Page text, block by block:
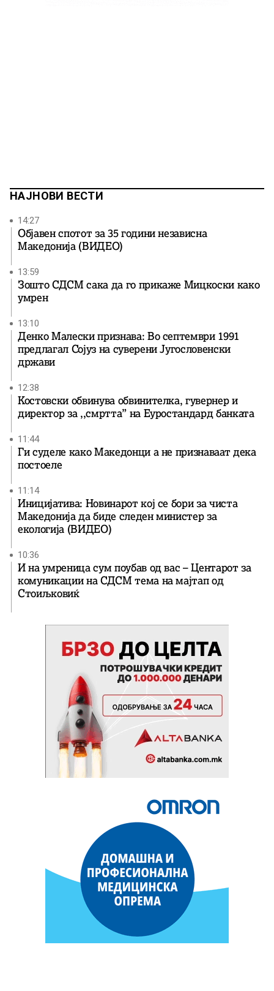
НАЈНОВИ ВЕСТИ
14:27
Објавен спотот за 35 години независна
Македонија (ВИДЕО)
13:59
Зошто СДСМ сака да го прикаже Мицкоски како
умрен
13:10
Денко Малески признава: Во септември 1991
предлагал Сојуз на суверени Југословенски
држави
12:38
Костовски обвинува обвинителка, гувернер и
директор за ,,смртта” на Еуростандард банката
11:44
Ги суделе како Македонци а не признаваат дека
постоеле
11:14
Иницијатива: Новинарот кој се бори за чиста
Македонија да биде следен министер за
екологија (ВИДЕО)
10:36
И на умреница сум поубав од вас – Центарот за
комуникации на СДСМ тема на мајтап од
Стоиљковиќ